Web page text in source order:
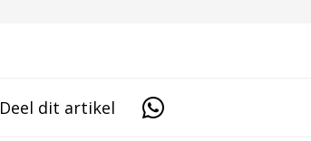
Deel dit artikel